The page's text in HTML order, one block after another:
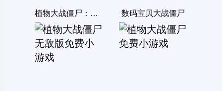
植物大战僵尸：融合变种 数码宝贝大战僵尸